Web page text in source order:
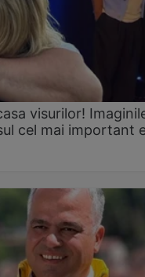
visurilor!
cel mai important